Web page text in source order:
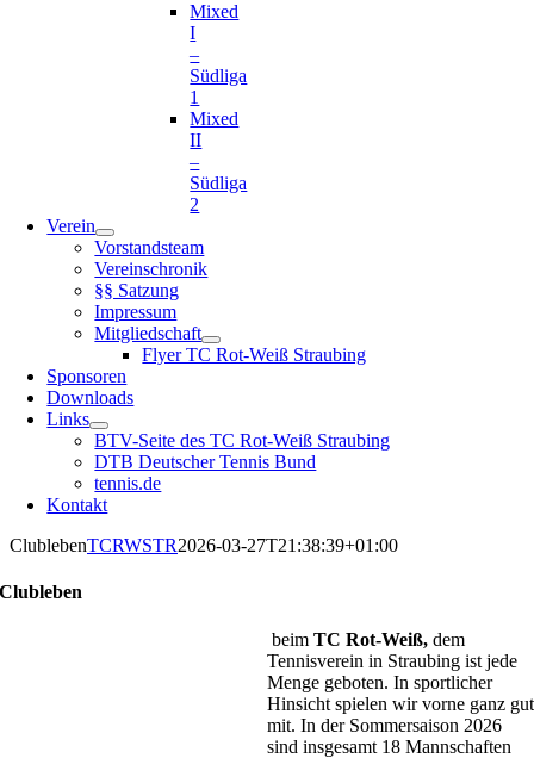
Mixed
I
–
Südliga
1
Mixed
II
–
Südliga
2
Verein
Vorstandsteam
Vereinschronik
§§ Satzung
Impressum
Mitgliedschaft
Flyer TC Rot-Weiß Straubing
Sponsoren
Downloads
Links
BTV-Seite des TC Rot-Weiß Straubing
DTB Deutscher Tennis Bund
tennis.de
Kontakt
ClublebenTCRWSTR2026-03-27T21:38:39+01:00
Clubleben
beimTC Rot-Weiß,dem
Tennisverein in Straubing ist jede
Menge geboten. In sportlicher
Hinsicht spielen wir vorne ganz gut
mit. In der Sommersaison 2026
sind insgesamt 18 Mannschaften